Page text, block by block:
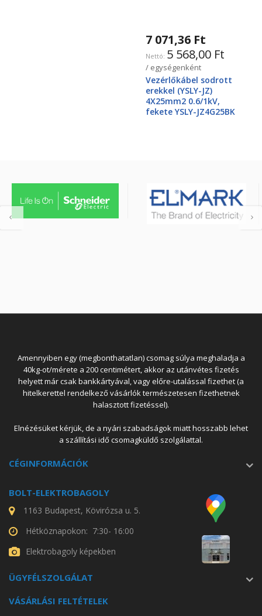
7 071,36 Ft
5 568,00 Ft
/ egységenként
Vezérlőkábel sodrott
erekkel (YSLY-JZ)
4X25mm2 0.6/1kV,
fekete YSLY-JZ4G25BK
Amennyiben egy (megbonthatatlan) csomag súlya meghaladja a
40kg-ot/mérete a 200 centimétert, akkor az utánvétes fizetés
helyett már csak bankkártyával, vagy előre-utalással fizethet (a
hitelkerettel rendelkező vásárlók természetesen fizethetnek
halasztott fizetéssel).
Elnézésüket kérjük, de a nyári szabadságok miatt hosszabb lehet
a szállítási idő csomagküldő szolgálattal.
CÉGINFORMÁCIÓK
BOLT-ELEKTROBAGOLY
1163 Budapest, Kövirózsa u. 5.
Hétköznapokon: 7:30- 16:00
Elektrobagoly képekben
ÜGYFÉLSZOLGÁLAT
VÁSÁRLÁSI FELTÉTELEK